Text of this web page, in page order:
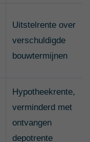
Uitstelrente over
verschuldigde
bouwtermijnen
Hypotheekrente,
verminderd met
ontvangen
depotrente